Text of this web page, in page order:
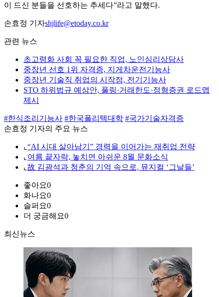
이 드신 분들을 선호하는 추세다”라고 말했다.
손효정 기자shjlife@etoday.co.kr
관련 뉴스
초고령화 사회 꼭 필요한 직업, 노인심리상담사
중장년 선호 1위 자격증, 지게차운전기능사
중장년 기술직 취업의 시작점, 전기기능사
STO 하위법규 예상안, 풀링·거래한도·정형증권 로드맵
제시
#한식조리기능사 #한국폴리텍대학 #국가기술자격증
손효정 기자의 주요 뉴스
⌞ “AI 시대 살아남기” 경력을 이어가는 재취업 전략
⌞ 여름 끝자락, 놓치면 아쉬운 8월 문화소식
⌞ 故 김광석과 청춘의 기억 속으로, 뮤지컬 ‘그날들’
좋아요0
화나요0
슬퍼요0
더 궁금해요0
최신뉴스